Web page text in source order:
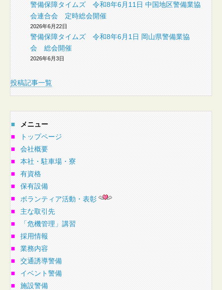
警備保障タイムズ 令和8年6月11日 中国地区警備業協
会連合会 定時総会開催
2026年6月22日
警備保障タイムズ 令和8年6月1日 岡山県警備業協
会 総会開催
2026年6月3日
投稿記事一覧
■
メニュー
■
トップページ
■
会社概要
■
本社・駐車場・寮
■
有資格
■
保有設備
■
ボランティア活動・表彰
■
主な取引先
■
「危機管理」講習
■
採用情報
■
業務内容
■
交通誘導警備
■
イベント警備
■
施設警備